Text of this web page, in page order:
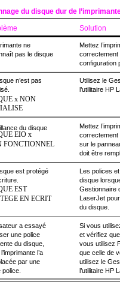
du disque dur de
Solution
ne
pas le disque
Mettez
correctement
configuration
n’est pas
x NON
Utilisez le
l’utilitaire HP
du disque
EIO x
FONCTIONNEL
Mettez
correctement
sur le
doit être
est protégé
EST
EN ECRIT
Les polices
disque
Gestionnaire
LaserJet
du disque.
a essayé
une police
du disque,
l’a
par une
police.
Si vous
et vérifiez
vous utilisez
que celle de
utilisez le
l’utilitaire HP